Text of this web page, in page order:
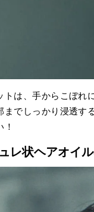
トは、手からこぼれ
でしっかり浸透す
レ状ヘアオイ